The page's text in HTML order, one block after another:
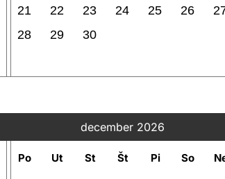
21
22 23 24 25 26
28
29 30
december 2026
Po Ut St Št Pi So